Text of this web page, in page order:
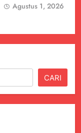
Agustus 1, 2026
CARI